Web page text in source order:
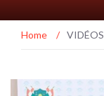
Home / VIDÉOS